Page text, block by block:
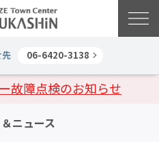
故障点検のお知らせ
06-6420-3138
ニュース